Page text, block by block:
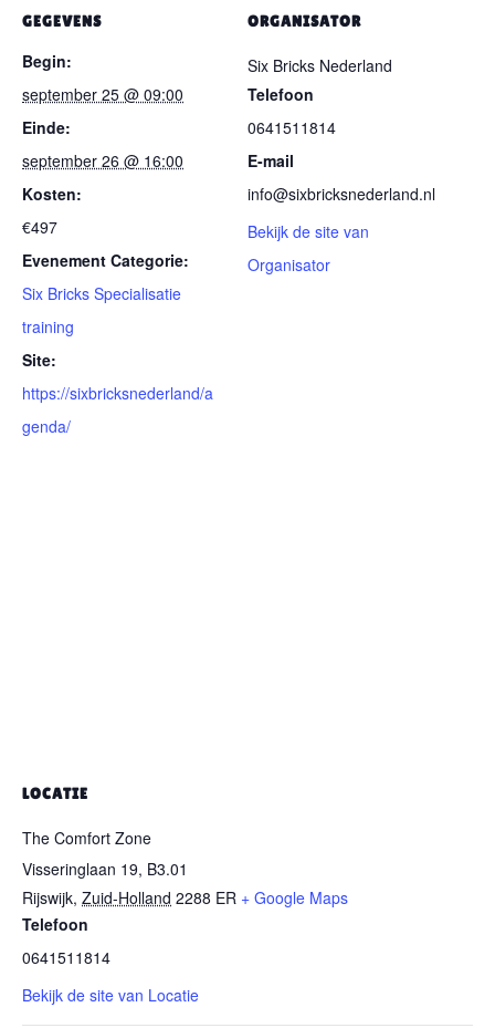
GEGEVENS
Begin:
september 25 @ 09:00
Einde:
september 26 @ 16:00
Kosten:
€497
Evenement Categorie:
Six Bricks Specialisatie
training
Site:
https://sixbricksnederland/a
genda/
ORGANISATOR
Six Bricks Nederland
Telefoon
0641511814
E-mail
info@sixbricksnederland.nl
Bekijk de site van
Organisator
LOCATIE
The Comfort Zone
Visseringlaan 19, B3.01
Rijswijk, Zuid-Holland 2288 ER + Google Maps
Telefoon
0641511814
Bekijk de site van Locatie